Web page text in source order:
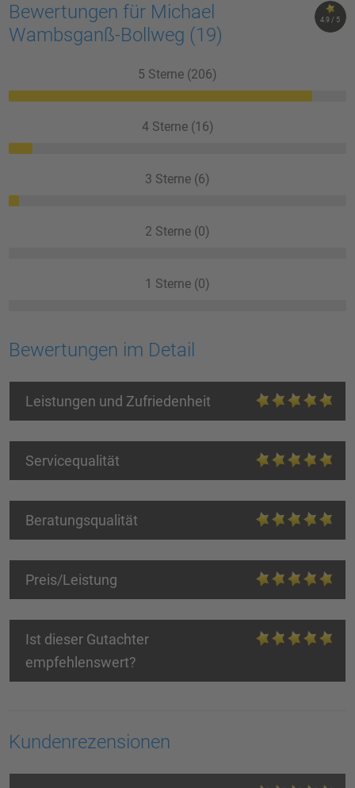
4.9 / 5
Bewertungen für Michael
Wambsganß-Bollweg (19)
5 Sterne (206)
4 Sterne (16)
3 Sterne (6)
2 Sterne (0)
1 Sterne (0)
Bewertungen im Detail
Leistungen und Zufriedenheit
Servicequalität
Beratungsqualität
Preis/Leistung
Ist dieser Gutachter
empfehlenswert?
Kundenrezensionen